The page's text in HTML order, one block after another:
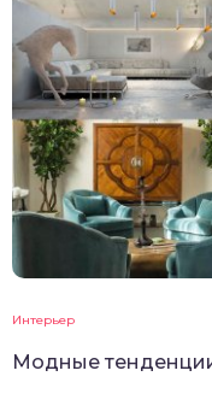
Интерьер
Модные